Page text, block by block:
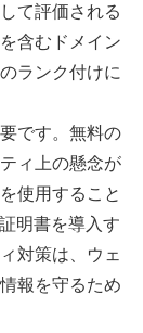
て評価される
含むドメイン
ランク付けに
です。無料の
ィ上の懸念が
使用すること
明書を導入す
対策は、ウェ
報を守るため